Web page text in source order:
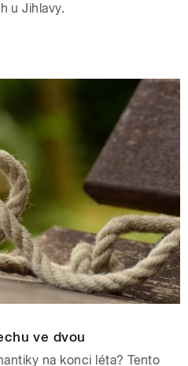
u Jihlavy.
ve dvou
na konci léta? Tento